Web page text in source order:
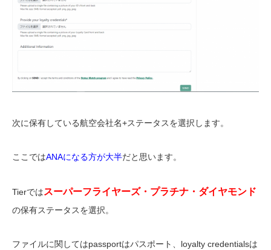
次に保有している航空会社名+ステータスを選択します。
ここではANAになる方が大半だと思います。
Tierではスーパーフライヤーズ・プラチナ・ダイヤモンド
の保有ステータスを選択。
ファイルに関してはpassportはパスポート、loyalty credentialsは